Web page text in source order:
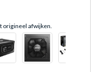
origineel afwijken.